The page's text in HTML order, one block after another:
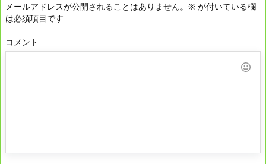
メールアドレスが公開されることはありません。 ※ が付いている欄
は必須項目です
コメント